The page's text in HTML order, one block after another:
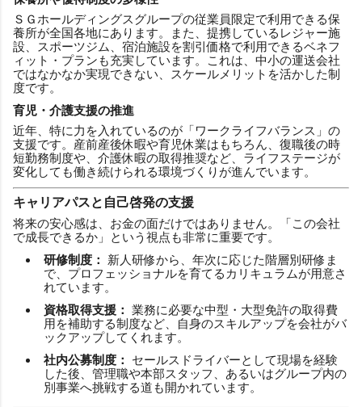
ＳＧホールディングスグループの従業員限定で利用できる保
養所が全国各地にあります。また、提携しているレジャー施
設、スポーツジム、宿泊施設を割引価格で利用できるベネフ
ィット・プランも充実しています。これは、中小の運送会社
ではなかなか実現できない、スケールメリットを活かした制
度です。
育児・介護支援の推進
近年、特に力を入れているのが「ワークライフバランス」の
支援です。産前産後休暇や育児休業はもちろん、復職後の時
短勤務制度や、介護休暇の取得推奨など、ライフステージが
変化しても働き続けられる環境づくりが進んでいます。
キャリアパスと自己啓発の支援
将来の安心感は、お金の面だけではありません。「この会社
で成長できるか」という視点も非常に重要です。
研修制度：
新人研修から、年次に応じた階層別研修ま
で、プロフェッショナルを育てるカリキュラムが用意さ
れています。
資格取得支援： 業務に必要な中型・大型免許の取得費
用を補助する制度など、自身のスキルアップを会社がバ
ックアップしてくれます。
社内公募制度：
セールスドライバーとして現場を経験
した後、管理職や本部スタッフ、あるいはグループ内の
別事業へ挑戦する道も開かれています。